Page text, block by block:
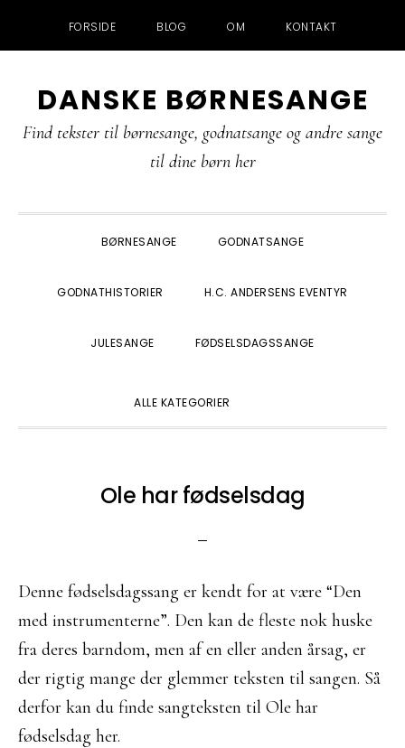
FORSIDE BLOG OM KONTAKT
direkte
til
indhold
direkte
til
direkte
til
DANSKE BØRNESANGE
Find tekster til børnesange, godnatsange og andre sange
til dine børn her
BØRNESANGE GODNATSANGE
GODNATHISTORIER H.C. ANDERSENS EVENTYR
JULESANGE FØDSELSDAGSSANGE
ALLE KATEGORIER
Ole har fødselsdag
Denne fødselsdagssang er kendt for at være “Den
med instrumenterne”. Den kan de fleste nok huske
fra deres barndom, men af en eller anden årsag, er
der rigtig mange der glemmer teksten til sangen. Så
derfor kan du finde sangteksten til Ole har
fødselsdag her.